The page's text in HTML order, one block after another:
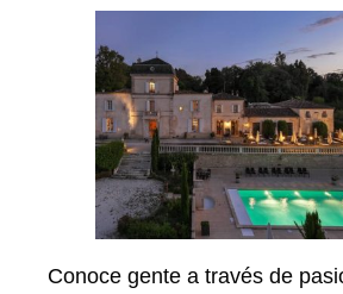
Conoce gente a través de